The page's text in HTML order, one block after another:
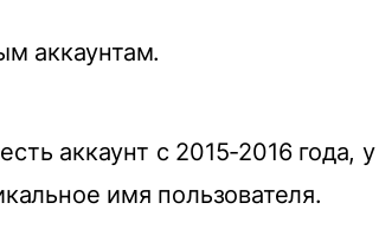
аккаунтам.
аккаунт с 2015-2016 года,
имя пользователя.